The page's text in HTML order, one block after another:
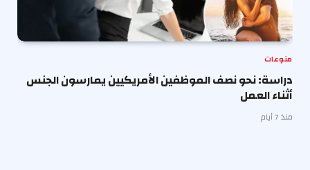
منوعات
دراسة: نحو نصف الموظفين الأمريكيين يمارسون الجنس
أثناء العمل
منذ 7 أيام